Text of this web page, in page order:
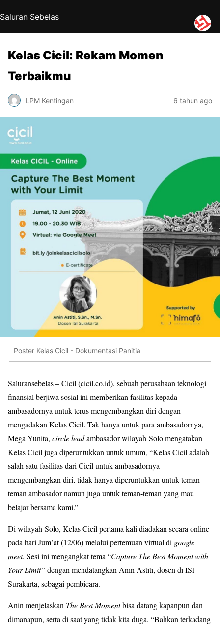
Saluran Sebelas
Kelas Cicil: Rekam Momen
Terbaikmu
LPM Kentingan 6 tahun ago
Poster Kelas Cicil - Dokumentasi Panitia
Saluransebelas – Cicil (cicil.co.id), sebuah perusahaan teknologi
finansial berjiwa sosial ini memberikan fasilitas kepada
ambasadornya untuk terus mengembangkan diri dengan
mengadakan Kelas Cicil. Tak hanya untuk para ambasadornya,
Mega Yunita, circle leadambasador wilayah Solo mengatakan
Kelas Cicil juga diperuntukkan untuk umum, “Kelas Cicil adalah
salah satu fasilitas dari Cicil untuk ambasadornya
mengembangkan diri, tidak hanya diperuntukkan untuk teman-
teman ambasador namun juga untuk teman-teman yang mau
belajar bersama kami.”
Di wilayah Solo, Kelas Cicil pertama kali diadakan secara online
pada hari Jum’at (12/06) melalui pertemuan virtual di google
meet. Sesi ini mengangkat tema “Capture The Best Moment with
Your Limit” dengan mendatangkan Anin Astiti, dosen di ISI
Surakarta, sebagai pembicara.
Anin menjelaskan The Best Momentbisa datang kapanpun dan
dimanapun, serta di saat yang tidak kita duga. “Bahkan terkadang